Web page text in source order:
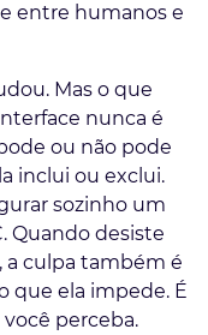
entre humanos e
Mas o que
nunca é
ou não pode
inclui ou exclui.
sozinho um
Quando desiste
a culpa também é
que ela impede. É
perceba.